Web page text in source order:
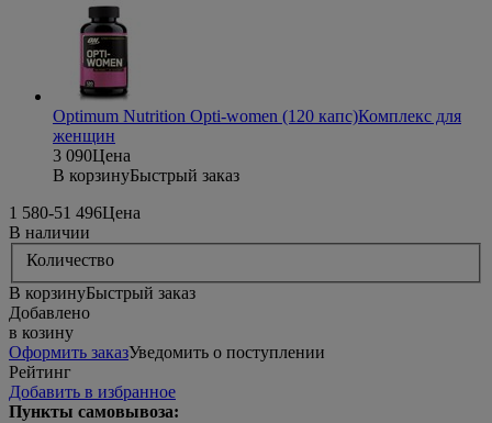
Optimum Nutrition Opti-women (120 капс)Комплекс для
женщин
3 090Цена
В корзинуБыстрый заказ
1 580-51 496Цена
В наличии
Количество
В корзинуБыстрый заказ
Добавлено
в козину
Оформить заказУведомить о поступлении
Рейтинг
Добавить в избранное
Пункты самовывоза: